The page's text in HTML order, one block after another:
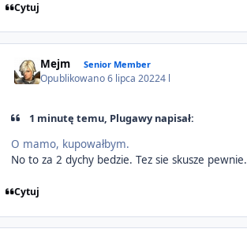
Cytuj
Mejm Senior Member
Opublikowano6 lipca 20224 l
1 minutę temu, Plugawy napisał:
O mamo, kupowałbym.
No to za 2 dychy bedzie. Tez sie skusze pewnie.
Cytuj